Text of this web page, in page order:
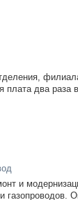
плата два раза
и
газопроводов.